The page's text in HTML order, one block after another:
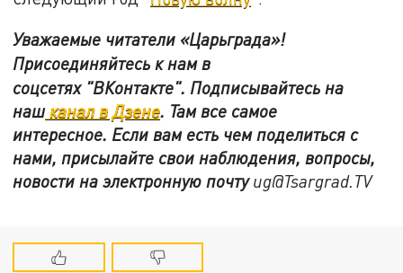
Уважаемые читатели «Царьграда»!
Присоединяйтесь к нам в
соцсетях "ВКонтакте". Подписывайтесь на
нашканал в Дзене. Там все самое
интересное. Если вам есть чем поделиться с
нами, присылайте свои наблюдения, вопросы,
новости на электронную почтуug@Tsargrad.TV